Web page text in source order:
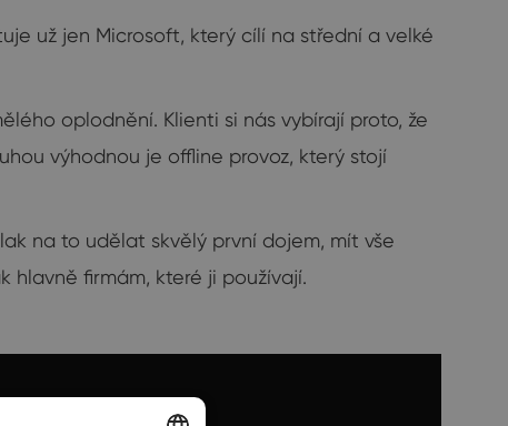
už jen Microsoft, který cílí na střední a velké
oplodnění. Klienti si nás vybírají proto, že
výhodnou je offline provoz, který stojí
na to udělat skvělý první dojem, mít vše
hlavně firmám, které ji používají.